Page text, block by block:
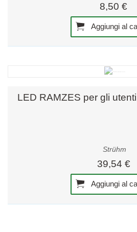
8,50 €
Aggiungi al
LED RAMZES per gli
Strühm
39,54 €
Aggiungi al